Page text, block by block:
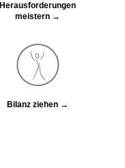
Herausforderungen
meistern →
Bilanz ziehen →